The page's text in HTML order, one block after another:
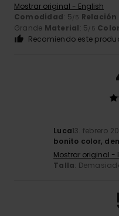
Mostrar original - English
Comodidad: 5/5
Grande Material: 5/5 Color
Recomiendo este
Luca13. febrero
bonito color,
Mostrar original -
Talla: